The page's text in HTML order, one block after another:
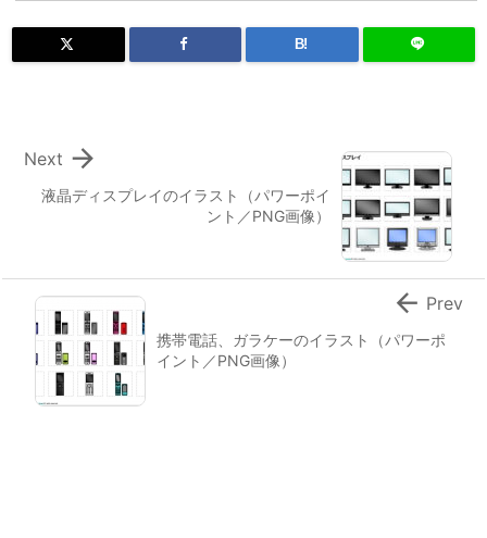
B!
液晶ディスプレイのイラスト（パワーポイ
ント／PNG画像）

Next
携帯電話、ガラケーのイラスト（パワーポ
イント／PNG画像）
 Prev